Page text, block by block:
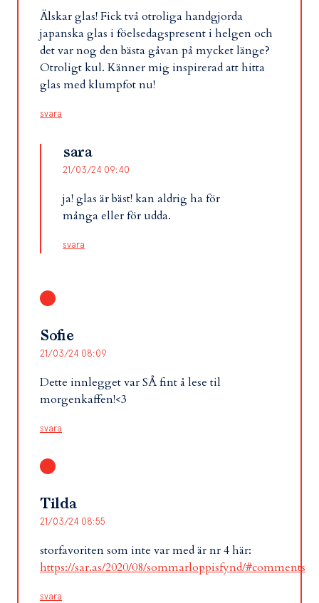
Älskar glas! Fick två otroliga handgjorda
japanska glas i föelsedagspresent i helgen och
det var nog den bästa gåvan på mycket länge?
Otroligt kul. Känner mig inspirerad att hitta
glas med klumpfot nu!
svara
sara
21/03/24 09:40
ja! glas är bäst! kan aldrig ha för
många eller för udda.
svara
Sofie
21/03/24 08:09
Dette innlegget var SÅ fint å lese til
morgenkaffen!<3
svara
Tilda
21/03/24 08:55
storfavoriten som inte var med är nr 4 här:
https://sar.as/2020/08/sommarloppisfynd/#comments
svara